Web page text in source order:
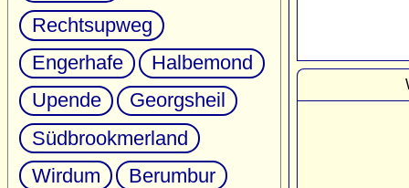
Rechtsupweg
Engerhafe
Halbemond
Upende
Georgsheil
Südbrookmerland
Wirdum
Berumbur